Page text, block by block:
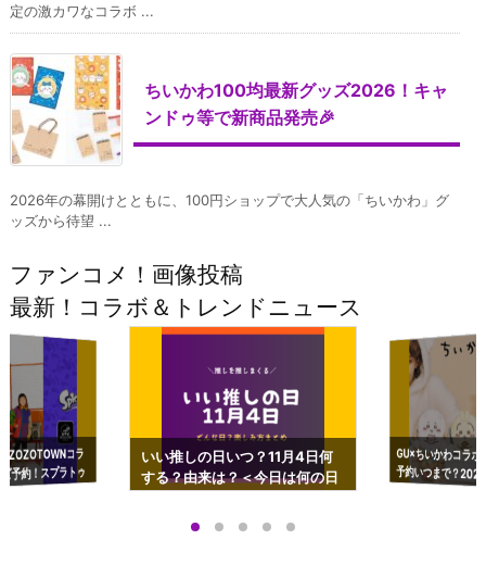
定の激カワなコラボ ...
ちいかわ100均最新グッズ2026！キャ
ンドゥ等で新商品発売🎉
2026年の幕開けとともに、100円ショップで大人気の「ちいかわ」グ
ッズから待望 ...
ファンコメ！画像投稿
最新！コラボ＆トレンドニュース
コラ
予約！スプラトゥ
ップも渋谷Hz
いい推しの日いつ？11月4日何
する？由来は？＜今日は何の日
GU×ちいかわコラ
予約いつまで？
ーチやショルダー